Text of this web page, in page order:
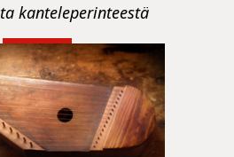
kanteleperinteestä